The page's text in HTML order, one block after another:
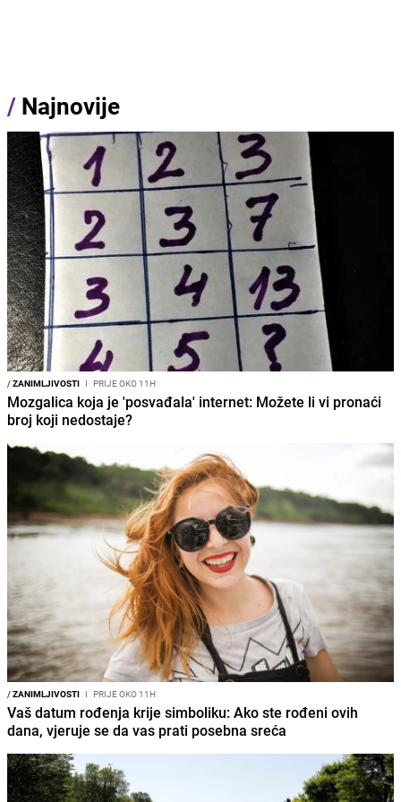
/ Najnovije
/ZANIMLJIVOSTI I PRIJE OKO 11H
Mozgalica koja je 'posvađala' internet: Možete li vi pronaći
broj koji nedostaje?
/ZANIMLJIVOSTI I PRIJE OKO 11H
Vaš datum rođenja krije simboliku: Ako ste rođeni ovih
dana, vjeruje se da vas prati posebna sreća